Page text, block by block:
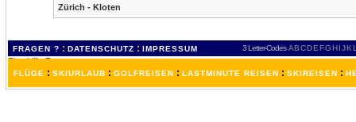
Zürich - Kloten
FRAGEN ? : DATENSCHUTZ : IMPRESSUM 3 Letter-Codes ABCDEFGH IJKL
FLÜGE : SKIURLAUB : GOLFREISEN : LASTMINUTE REISEN : SKIREISEN :